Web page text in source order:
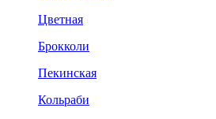
Цветная
Брокколи
Пекинская
Кольраби